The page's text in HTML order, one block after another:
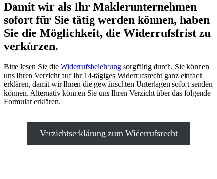
Damit wir als Ihr Maklerunternehmen
sofort für Sie tätig werden können, haben
Sie die Möglichkeit, die Widerrufsfrist zu
verkürzen.
Bitte lesen Sie die Widerrufsbelehrung sorgfältig durch. Sie können
uns Ihren Verzicht auf Ihr 14-tägiges Widerrufsrecht ganz einfach
erklären, damit wir Ihnen die gewünschten Unterlagen sofort senden
können. Alternativ können Sie uns Ihren Verzicht über das folgende
Formular erklären.
Verzichtserklärung zum Widerrufsrecht